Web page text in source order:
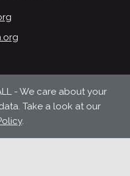
- We care about your
Take a look at our
.